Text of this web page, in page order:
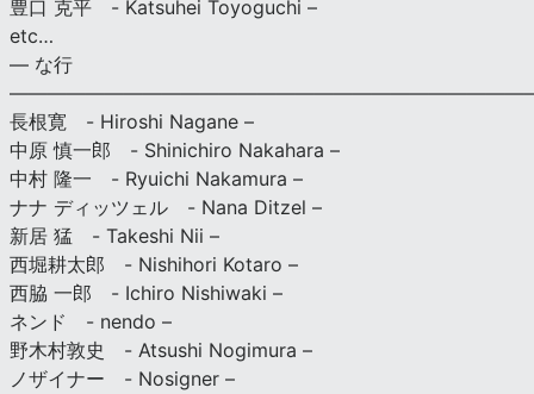
豊口 克平 - Katsuhei Toyoguchi –
etc…
— な行
長根寛 - Hiroshi Nagane –
中原 慎一郎 - Shinichiro Nakahara –
中村 隆一 - Ryuichi Nakamura –
ナナ ディッツェル - Nana Ditzel –
新居 猛 - Takeshi Nii –
西堀耕太郎 - Nishihori Kotaro –
西脇 一郎 - Ichiro Nishiwaki –
ネンド - nendo –
野木村敦史 - Atsushi Nogimura –
ノザイナー - Nosigner –